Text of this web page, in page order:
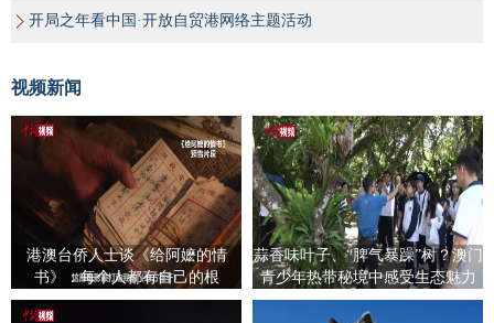
开局之年看中国·开放自贸港网络主题活动
视频新闻
港澳台侨人士谈《给阿嬷的情
书》：每个人都有自己的根
蒜香味叶子、“脾气暴躁”树？澳门
青少年热带秘境中感受生态魅力